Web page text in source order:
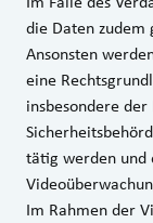
die Daten zudem
Ansonsten
eine
insbesondere
tätig werden und
Im Rahmen der